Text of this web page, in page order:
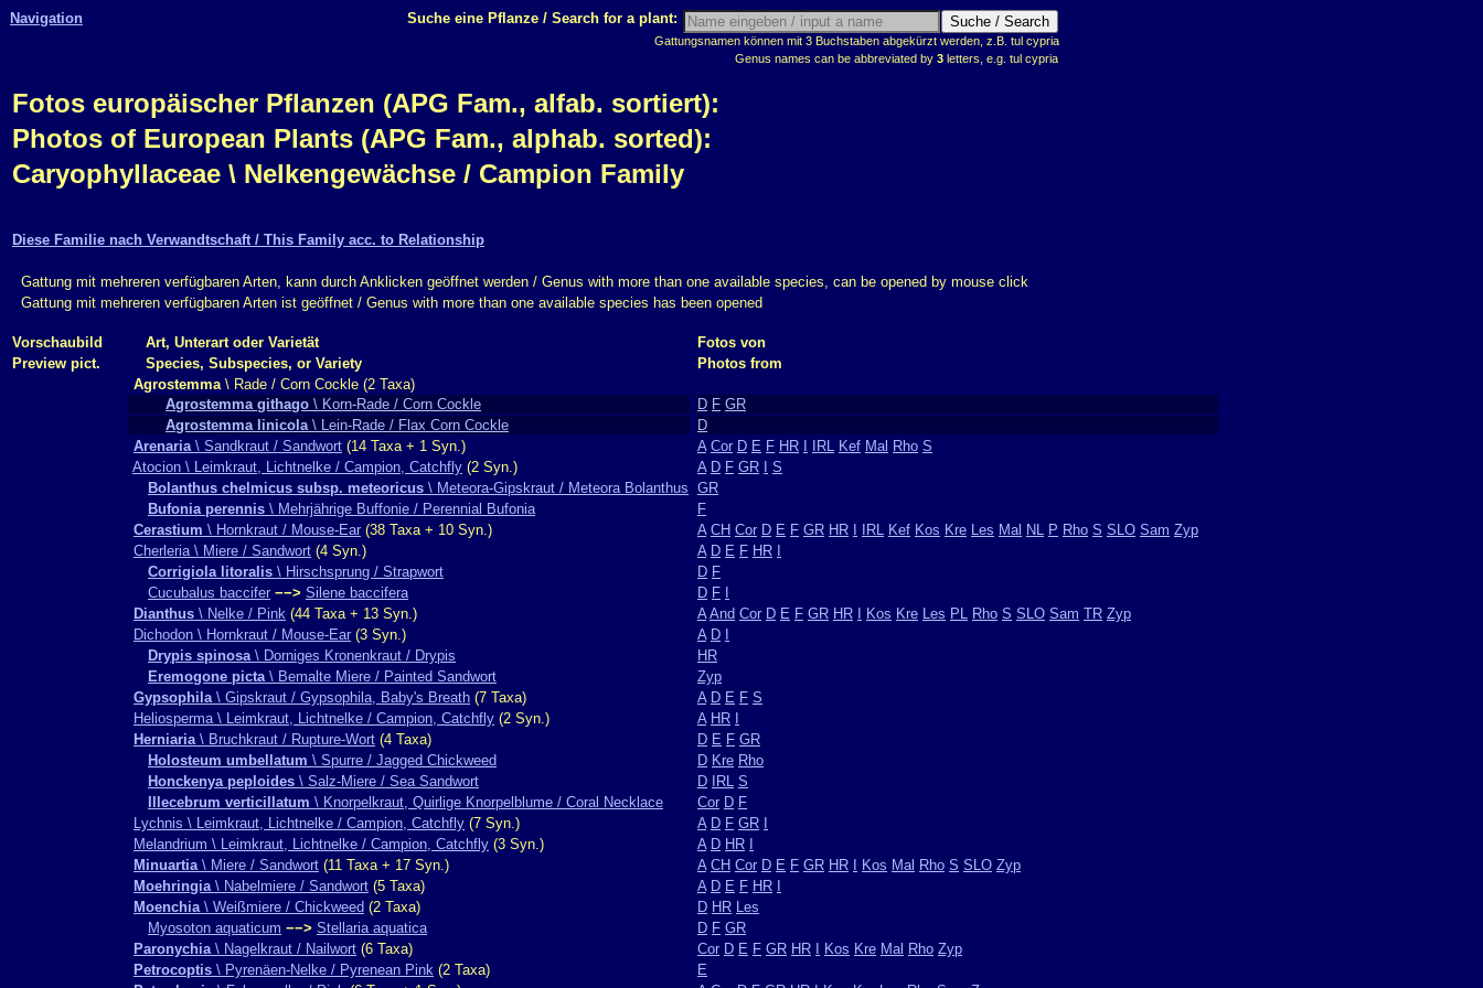
Navigation Suche eine Pflanze / Search for a plant:
Gattungsnamen können mit 3 Buchstaben abgekürzt werden, z.B. tul cypria
Genus names can be abbreviated by 3 letters, e.g. tul cypria
Fotos europäischer Pflanzen (APG Fam., alfab. sortiert):
Photos of European Plants (APG Fam., alphab. sorted):
Caryophyllaceae \ Nelkengewächse / Campion Family
Diese Familie nach Verwandtschaft / This Family acc. to Relationship
Gattung mit mehreren verfügbaren Arten, kann durch Anklicken geöffnet werden / Genus with more than one available species, can be opened by mouse click
Gattung mit mehreren verfügbaren Arten ist geöffnet / Genus with more than one available species has been opened
Vorschaubild Art, Unterart oder Varietät
Fotos von
Preview pict.
Species, Subspecies, or Variety
Photos from
Agrostemma\ Rade / Corn Cockle (2 Taxa)
Agrostemma githago \ Korn-Rade / Corn Cockle D F GR
Agrostemma linicola\ Lein-Rade / Flax Corn Cockle
D
Arenaria\ Sandkraut / Sandwort (14 Taxa + 1 Syn.) A Cor D E F HR IRL Kef Mal Rho S
Atocion \ Leimkraut, Lichtnelke / Campion, Catchfly (2 Syn.) A D F GR
S
Bolanthus chelmicus subsp. meteoricus \ Meteora-Gipskraut / Meteora Bolanthus GR
Bufonia perennis \ Mehrjährige Buffonie / Perennial Bufonia
F
Cerastium \ Hornkraut / Mouse-Ear (38 Taxa + 10 Syn.) A CH Cor D E F GR HR IRL Kef Kos Kre Les Mal NL P Rho S SLO Sam Zyp
Cherleria \ Miere / Sandwort (4 Syn.) A D E F HR
Corrigiola litoralis \ Hirschsprung / Strapwort D F
Cucubalus baccifer −−> Silene baccifera D F
Dianthus \ Nelke / Pink (44 Taxa + 13 Syn.) A And Cor D E F GR HR Kos Kre Les PL Rho S SLO Sam TR Zyp
Dichodon \ Hornkraut / Mouse-Ear (3 Syn.) A D
Drypis spinosa\ Dorniges Kronenkraut / Drypis
HR
Eremogone picta\ Bemalte Miere / Painted Sandwort
Zyp
Gypsophila\ Gipskraut / Gypsophila, Baby's Breath (7 Taxa) A D E F S
Heliosperma \ Leimkraut, Lichtnelke / Campion, Catchfly (2 Syn.) A HR
Herniaria\ Bruchkraut / Rupture-Wort (4 Taxa) D E F GR
Holosteum umbellatum \ Spurre / Jagged Chickweed D Kre Rho
Honckenya peploides \ Salz-Miere / Sea Sandwort D IRL S
Illecebrum verticillatum \ Knorpelkraut, Quirlige Knorpelblume / Coral Necklace Cor D F
Lychnis \ Leimkraut, Lichtnelke / Campion, Catchfly (7 Syn.) A D F GR
Melandrium \ Leimkraut, Lichtnelke / Campion, Catchfly (3 Syn.) A D HR
Minuartia\ Miere / Sandwort (11 Taxa + 17 Syn.) A CH Cor D E F GR HR Kos Mal Rho S SLO Zyp
Moehringia\ Nabelmiere / Sandwort (5 Taxa) A D E F HR
Moenchia\ Weißmiere / Chickweed (2 Taxa) D HR Les
Myosoton aquaticum −−> Stellaria aquatica D F GR
Paronychia\ Nagelkraut / Nailwort (6 Taxa) Cor D E F GR HR Kos Kre Mal Rho Zyp
Petrocoptis \ Pyrenäen-Nelke / Pyrenean Pink (2 Taxa)
E